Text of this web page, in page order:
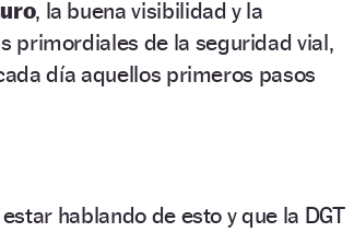
, la buena visibilidad y la
primordiales de la seguridad vial,
día aquellos primeros pasos
hablando de esto y que la DGT